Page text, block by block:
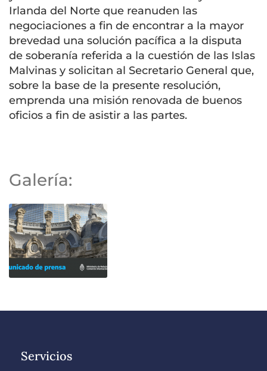
Irlanda del Norte que reanuden las
negociaciones a fin de encontrar a la mayor
brevedad una solución pacífica a la disputa
de soberanía referida a la cuestión de las Islas
Malvinas y solicitan al Secretario General que,
sobre la base de la presente resolución,
emprenda una misión renovada de buenos
oficios a fin de asistir a las partes.
Galería:
Servicios